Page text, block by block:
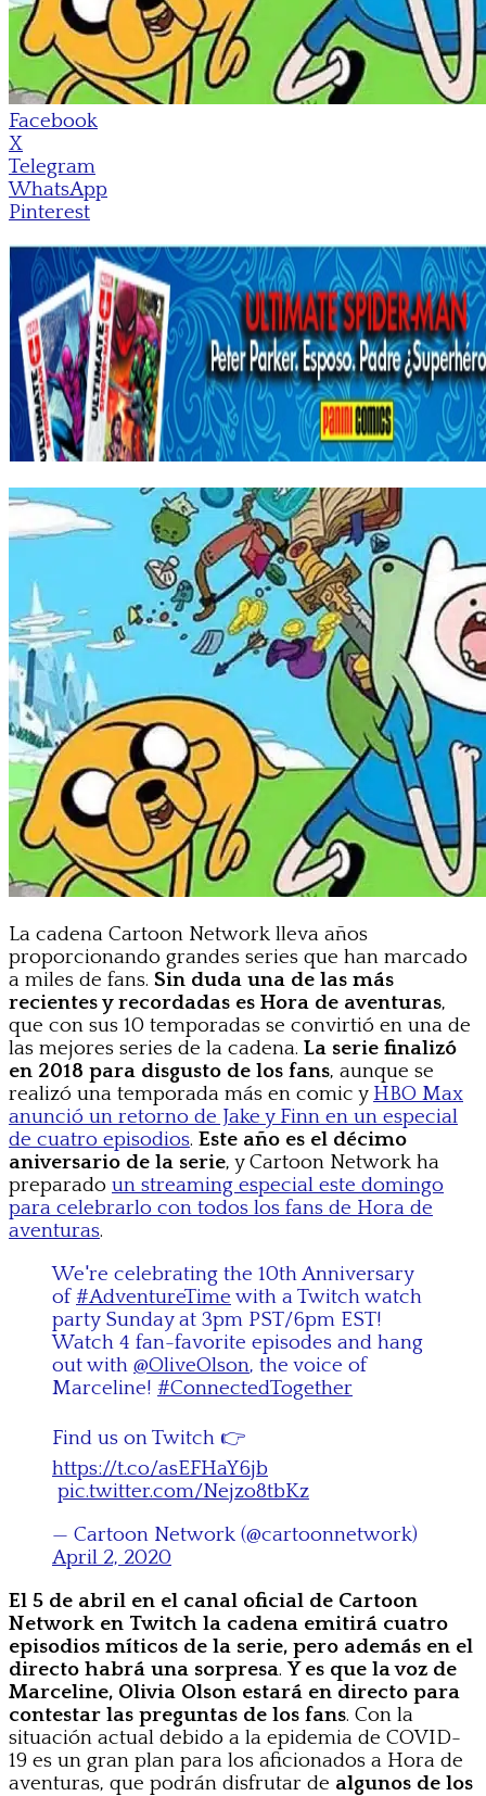
Facebook
X
Telegram
WhatsApp
Pinterest
La cadena Cartoon Network lleva años
proporcionando grandes series que han marcado
a miles de fans. Sin duda una de las más
recientes y recordadas es Hora de aventuras,
que con sus 10 temporadas se convirtió en una de
las mejores series de la cadena. La serie finalizó
en 2018 para disgusto de los fans, aunque se
realizó una temporada más en comic y HBO Max
anunció un retorno de Jake y Finn en un especial
de cuatro episodios. Este año es el décimo
aniversario de la serie, y Cartoon Network ha
preparado un streaming especial este domingo
para celebrarlo con todos los fans de Hora de
aventuras.
We're celebrating the 10th Anniversary
of #AdventureTime with a Twitch watch
party Sunday at 3pm PST/6pm EST!
Watch 4 fan-favorite episodes and hang
out with @OliveOlson, the voice of
Marceline! ⁣ #ConnectedTogether
Find us on Twitch 👉
https://t.co/asEFHaY6jb
pic.twitter.com/Nejzo8tbKz
— Cartoon Network (@cartoonnetwork)
April 2, 2020
El 5 de abril en el canal oficial de Cartoon
Network en Twitch la cadena emitirá cuatro
episodios míticos de la serie, pero además en el
directo habrá una sorpresa.Y es que la voz de
Marceline, Olivia Olson estará en directo para
contestar las preguntas de los fans. Con la
situación actual debido a la epidemia de COVID-
19 es un gran plan para los aficionados a Hora de
aventuras, que podrán disfrutar de algunos de los